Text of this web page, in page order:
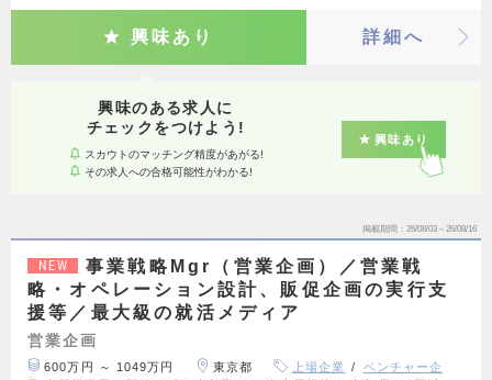
興味あり 詳細へ
興味のある求人に
チェックをつけよう!
スカウトのマッチング精度があがる!
その求人への合格可能性がわかる!
興味あり
掲載期間 26/08/03～26/08/16
NEW
事業戦略Mgr（営業企画）／営業戦
略・オペレーション設計、販促企画の実行支
援等／最大級の就活メディア
営業企画
600万円 ～ 1049万円 東京都 上場企業
ベンチャー企